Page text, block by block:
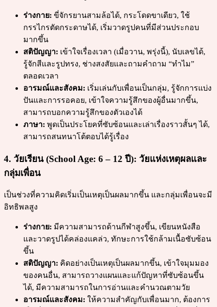
ร่างกาย: ขี่จักรยานสามล้อได้, กระโดดขาเดียว, ใช้
กรรไกรตัดกระดาษได้, เริ่มวาดรูปคนที่มีส่วนประกอบ
มากขึ้น
สติปัญญา: เข้าใจเรื่องเวลา (เมื่อวาน, พรุ่งนี้), นับเลขได้,
รู้จักสีและรูปทรง, ช่างสงสัยและถามคำถาม “ทำไม”
ตลอดเวลา
อารมณ์และสังคม: เริ่มเล่นกับเพื่อนเป็นกลุ่ม, รู้จักการแบ่ง
ปันและการรอคอย, เข้าใจความรู้สึกของผู้อื่นมากขึ้น,
สามารถบอกความรู้สึกของตัวเองได้
ภาษา: พูดเป็นประโยคที่ซับซ้อนและเล่าเรื่องราวสั้นๆ ได้,
สามารถสนทนาโต้ตอบได้รู้เรื่อง
4. วัยเรียน (School Age: 6 – 12 ปี): วัยแห่งเหตุผลและ
กลุ่มเพื่อน
เป็นช่วงที่ความคิดเริ่มเป็นเหตุเป็นผลมากขึ้น และกลุ่มเพื่อนจะมี
อิทธิพลสูง
ร่างกาย: มีความสามารถด้านกีฬาสูงขึ้น, เขียนหนังสือ
และวาดรูปได้คล่องแคล่ว, ทักษะการใช้กล้ามเนื้อซับซ้อน
ขึ้น
สติปัญญา: คิดอย่างเป็นเหตุเป็นผลมากขึ้น, เข้าใจมุมมอง
ของคนอื่น, สามารถวางแผนและแก้ปัญหาที่ซับซ้อนขึ้น
ได้, มีความสามารถในการอ่านและคำนวณตามวัย
อารมณ์และสังคม: ให้ความสำคัญกับเพื่อนมาก, ต้องการ